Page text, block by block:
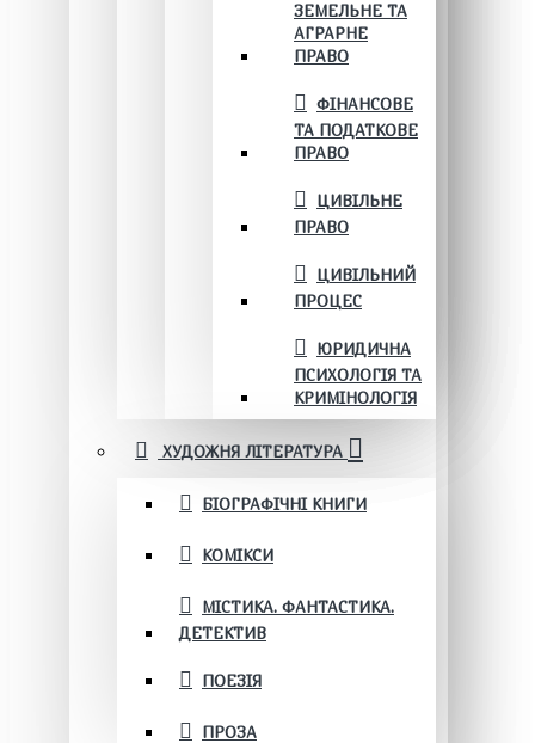
ЗЕМЕЛЬНЕ ТА
АГРАРНЕ
ПРАВО
ФІНАНСОВЕ
ТА ПОДАТКОВЕ
ПРАВО
ЦИВІЛЬНЕ
ПРАВО
ЦИВІЛЬНИЙ
ПРОЦЕС
ЮРИДИЧНА
ПСИХОЛОГІЯ ТА
КРИМІНОЛОГІЯ
ХУДОЖНЯ ЛІТЕРАТУРА
БІОГРАФІЧНІ КНИГИ
КОМІКСИ
МІСТИКА. ФАНТАСТИКА.
ДЕТЕКТИВ
ПОЕЗІЯ
ПРОЗА